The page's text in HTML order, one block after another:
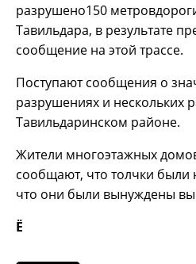
разрушено150
Тавильдара, в результате
сообщение на этой трассе.
Поступают сообщения о
разрушениях и нескольких
Тавильдаринском районе.
Жители многоэтажных
сообщают, что толчки были
что они были вынуждены
Ё